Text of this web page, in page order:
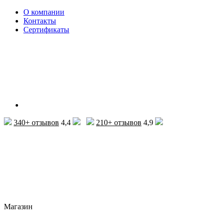
О компании
Контакты
Сертификаты
340+ отзывов 4,4 210+ отзывов 4,9
Магазин